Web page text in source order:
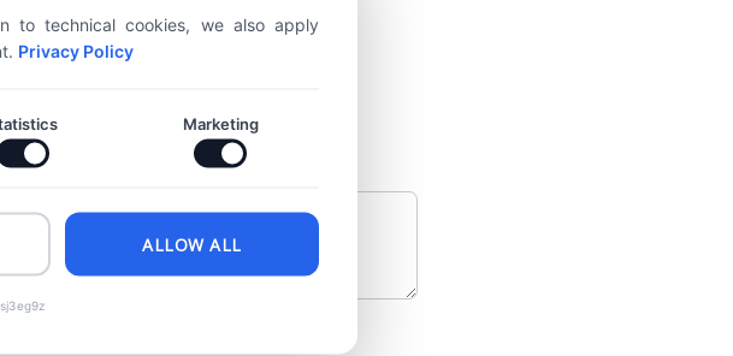
to technical cookies, we also apply
Privacy Policy
Marketing
ALLOW ALL